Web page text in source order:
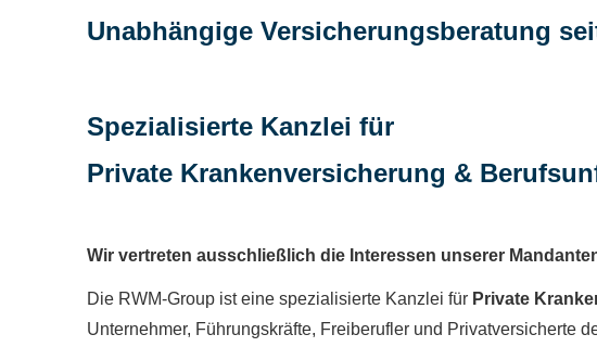
Unabhängige Versicherungsberatung
Spezialisierte Kanzlei für
Private Kranken­ver­si­che­rung &
Wir vertreten ausschließlich die Interessen unserer
Die RWM-Group ist eine spezialisierte Kanzlei für Private
Unternehmer, Führungskräfte, Freiberufler und Privatversicherte